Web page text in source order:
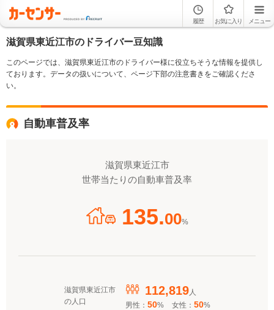
履歴 お気に入り メニュー
滋賀県東近江市のドライバー豆知識
このページでは、滋賀県東近江市のドライバー様に役立ちそうな情報を提供し
ております。データの扱いについて、ページ下部の注意書きをご確認くださ
い。
自動車普及率
滋賀県東近江市
世帯当たりの自動車普及率
135.00%
滋賀県東近江市
の人口
112,819人
男性： 50% 女性： 50%